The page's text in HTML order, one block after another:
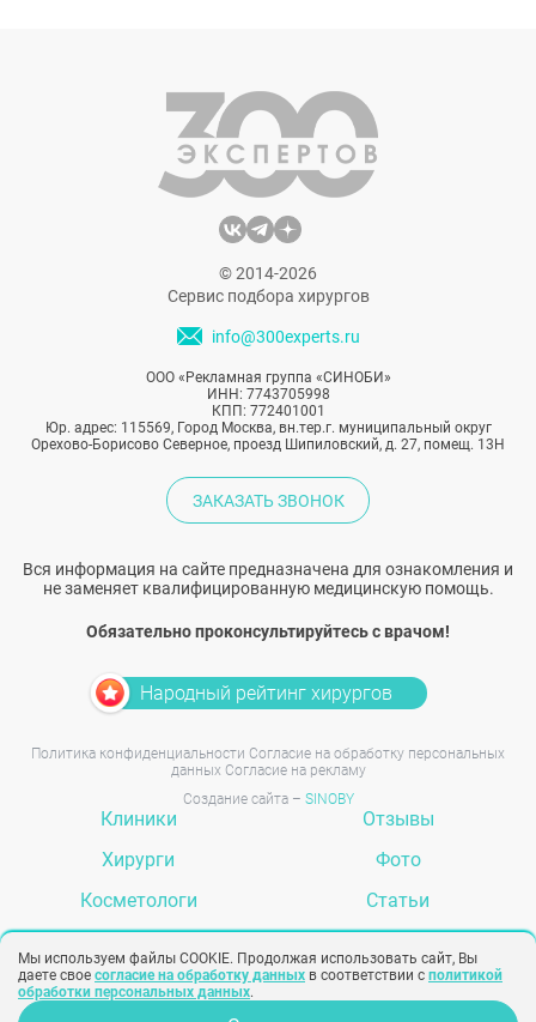
© 2014-2026
Сервис подбора хирургов
info@300experts.ru
ООО «Рекламная группа «СИНОБИ»
ИНН: 7743705998
КПП: 772401001
Юр. адрес: 115569, Город Москва, вн.тер.г. муниципальный округ
Орехово-Борисово Северное, проезд Шипиловский, д. 27, помещ. 13Н
ЗАКАЗАТЬ ЗВОНОК
Вся информация на сайте предназначена для ознакомления и
не заменяет квалифицированную медицинскую помощь.
Обязательно проконсультируйтесь с врачом!
Народный рейтинг хирургов
Политика конфиденциальности Согласие на обработку персональных
данных Согласие на рекламу
Создание сайта – SINOBY
Клиники
Хирурги
Косметологи
Отзывы
Фото
Статьи
Мы используем файлы COOKIE. Продолжая использовать сайт, Вы
даете свое согласие на обработку данных в соответствии с политикой
обработки персональных данных.